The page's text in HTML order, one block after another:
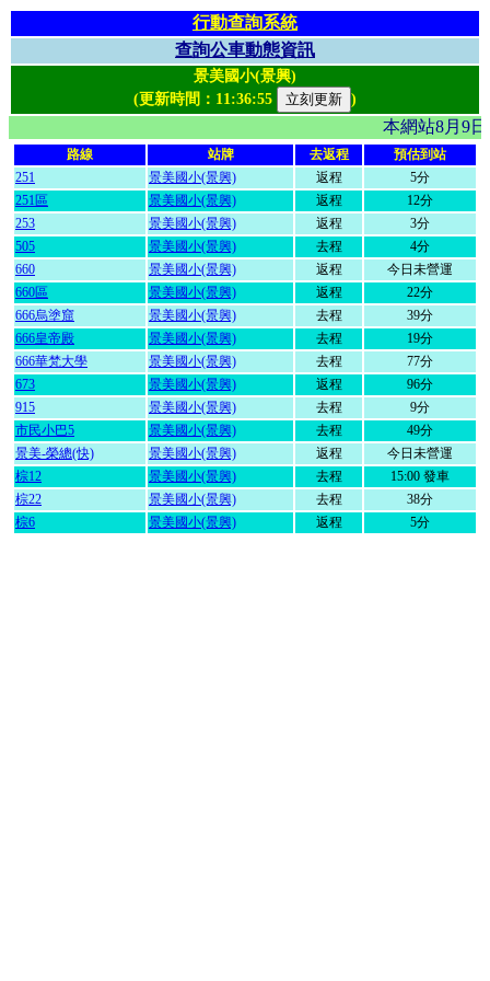
行動查詢系統
查詢公車動態資訊
景美國小(景興)
(更新時間： 11:36:55 )
本網站8月9
路線 站牌 去返程
預估到站
251
景美國小(景興) 返程
5分
251區
景美國小(景興) 返程
12分
253
景美國小(景興) 返程
3分
505
景美國小(景興) 去程
4分
660
景美國小(景興) 返程
今日未營運
660區
景美國小(景興) 返程
22分
666烏塗窟
景美國小(景興) 去程
39分
666皇帝殿
景美國小(景興) 去程
19分
666華梵大學
景美國小(景興) 去程
77分
673
景美國小(景興) 返程
96分
915
景美國小(景興) 去程
9分
市民小巴5
景美國小(景興) 去程
49分
景美-榮總(快)
景美國小(景興) 返程
今日未營運
棕12
景美國小(景興) 去程
15:00 發車
棕22
景美國小(景興) 去程
38分
棕6
景美國小(景興) 返程 5分